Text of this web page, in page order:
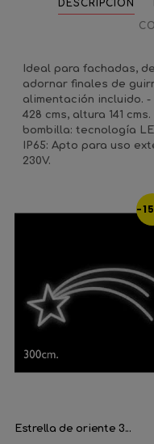
DESCRIPCIÓN
Ideal para fachadas,
adornar finales de
alimentación incluido.
428 cms, altura 141
bombilla: tecnología
IP65: Apto para uso
230V.
-
Estrella de oriente 3...